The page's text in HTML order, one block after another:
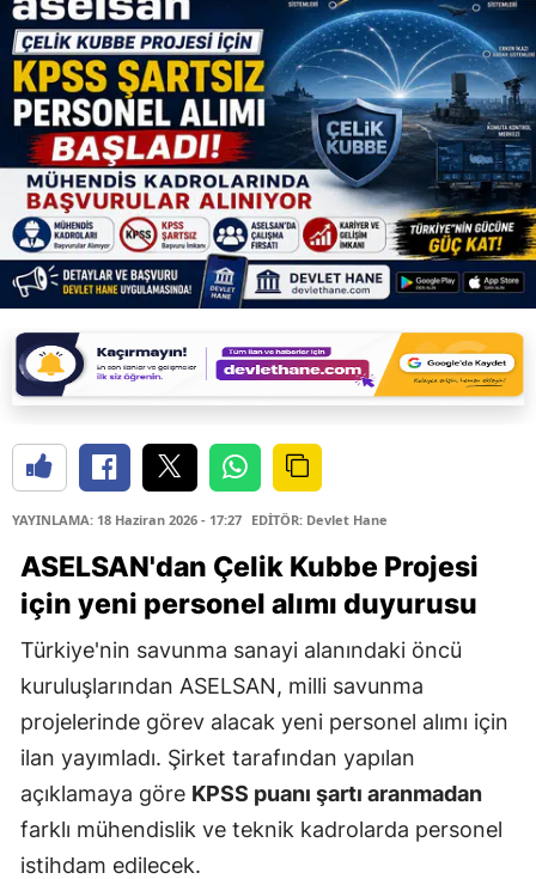
YAYINLAMA: 18 Haziran 2026 - 17:27 EDİTÖR: Devlet Hane
ASELSAN'dan Çelik Kubbe Projesi
için yeni personel alımı duyurusu
Türkiye'nin savunma sanayi alanındaki öncü
kuruluşlarından ASELSAN, milli savunma
projelerinde görev alacak yeni personel alımı için
ilan yayımladı. Şirket tarafından yapılan
açıklamaya göre KPSS puanı şartı aranmadan
farklı mühendislik ve teknik kadrolarda personel
istihdam edilecek.